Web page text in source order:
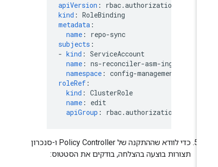
apiVersion:
kind: RoleBinding
metadata
name: repo-sync
subjects
- kind: ServiceAccount
name: ns-reconciler-asm-ingress
namespace: config-management-system
roleRef
kind: ClusterRole
name: edit
apiGroup: rbac.authorization.k8s.io
כדי לוודא שההתקנה של Policy Controller ו-סנכרון
תצורות בוצעה בהצלחה, בודקים את הסטטוס: